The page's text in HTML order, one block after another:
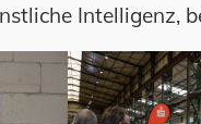
Intelligenz,